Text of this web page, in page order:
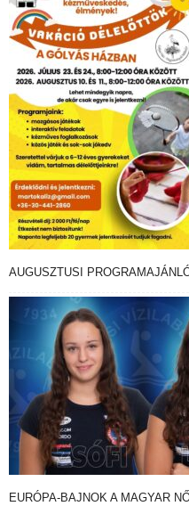
AUGUSZTUSI
EURÓPA-BAJNOK A MAGYAR